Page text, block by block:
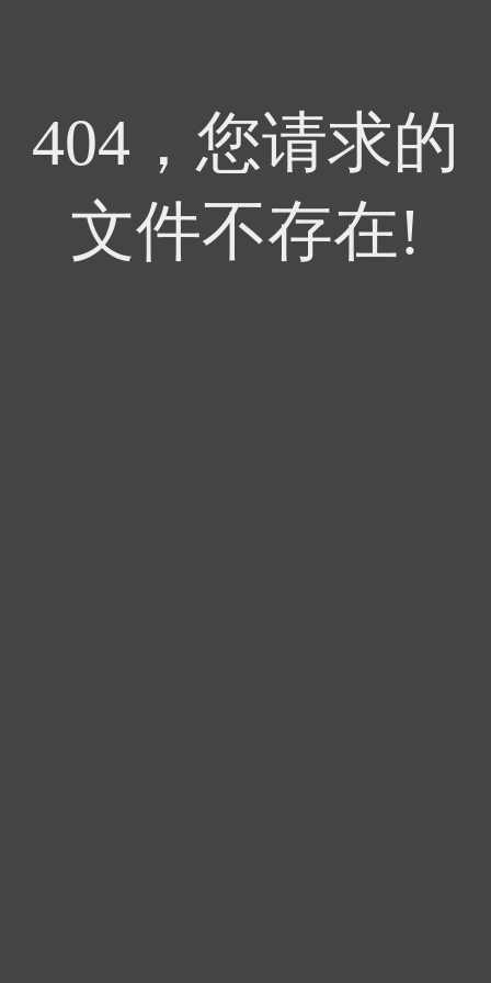
404，您请求的
文件不存在!